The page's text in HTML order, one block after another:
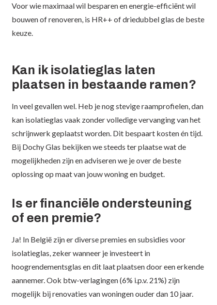
Voor wie maximaal wil besparen en energie-efficiënt wil
bouwen of renoveren, is HR++ of driedubbel glas de beste
keuze.
Kan ik isolatieglas laten
plaatsen in bestaande ramen?
In veel gevallen wel. Heb je nog stevige raamprofielen, dan
kan isolatieglas vaak zonder volledige vervanging van het
schrijnwerk geplaatst worden. Dit bespaart kosten én tijd.
Bij Dochy Glas bekijken we steeds ter plaatse wat de
mogelijkheden zijn en adviseren we je over de beste
oplossing op maat van jouw woning en budget.
Is er financiële ondersteuning
of een premie?
Ja! In België zijn er diverse premies en subsidies voor
isolatieglas, zeker wanneer je investeert in
hoogrendementsglas en dit laat plaatsen door een erkende
aannemer. Ook btw-verlagingen (6% i.p.v. 21%) zijn
mogelijk bij renovaties van woningen ouder dan 10 jaar.